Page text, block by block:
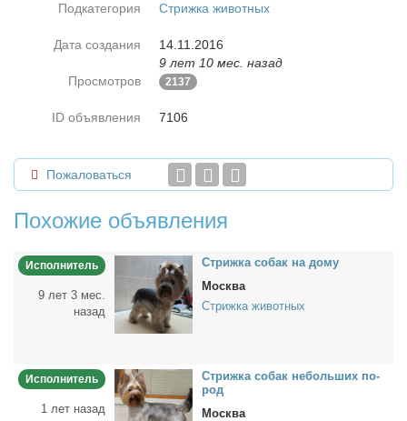
Подкатегория
Стрижка животных
Дата создания
14.11.2016
9 лет 10 мес. назад
Просмотров
2137
ID объявления 7106
Пожаловаться
Похожие объявления
Исполнитель
9 лет 3 мес.
назад
Стриж­ка со­бак на до­му
Москва
Стрижка животных
Исполнитель
1 лет назад
Стриж­ка со­бак неболь­ших по­
род
Москва